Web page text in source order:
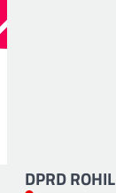
DPRD ROHIL